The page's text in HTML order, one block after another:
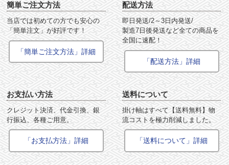
簡単ご注文方法
当店では初めての方でも安心の
「簡単注文」が好評です！
「簡単ご注文方法」詳細
配送方法
即日発送/2～3日内発送/
製造7日後発送など全ての商品を
全国に速配！
「配送方法」詳細
お支払い方法
クレジット決済、代金引換、銀
行振込、各種ご用意。
「お支払方法」詳細
送料について
掛け軸はすべて【送料無料】物
流コストを極力削減しました。
「送料について」詳細